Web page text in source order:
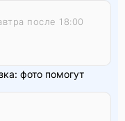
фото помогут